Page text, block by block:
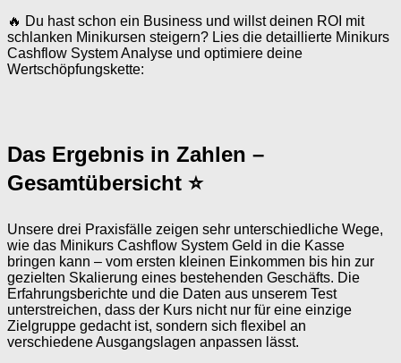
🔥 Du hast schon ein Business und willst deinen ROI mit
schlanken Minikursen steigern? Lies die detaillierte Minikurs
Cashflow System Analyse und optimiere deine
Wertschöpfungskette:
Das Ergebnis in Zahlen –
Gesamtübersicht ⭐
Unsere drei Praxisfälle zeigen sehr unterschiedliche Wege,
wie das Minikurs Cashflow System Geld in die Kasse
bringen kann – vom ersten kleinen Einkommen bis hin zur
gezielten Skalierung eines bestehenden Geschäfts. Die
Erfahrungsberichte und die Daten aus unserem Test
unterstreichen, dass der Kurs nicht nur für eine einzige
Zielgruppe gedacht ist, sondern sich flexibel an
verschiedene Ausgangslagen anpassen lässt.